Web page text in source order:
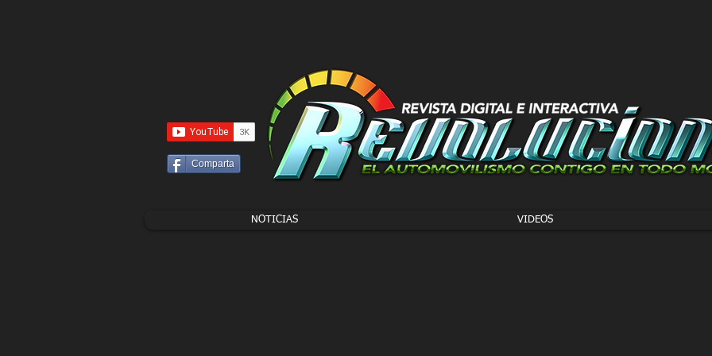
Comparta
NOTICIAS VIDEOS